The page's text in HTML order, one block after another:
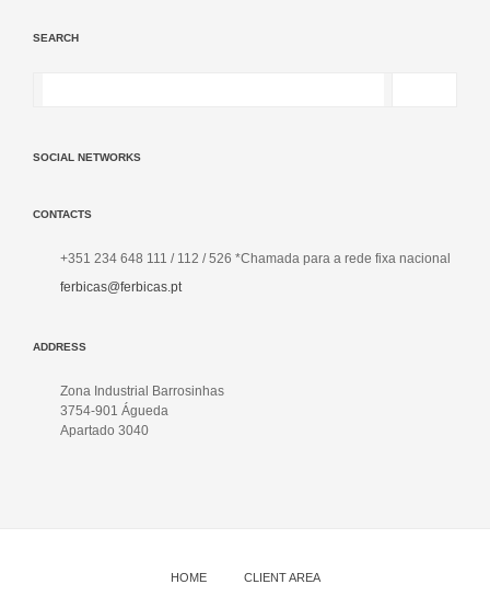
SEARCH
SOCIAL NETWORKS
CONTACTS
+351 234 648 111 / 112 / 526 *Chamada para a rede fixa nacional
ferbicas@ferbicas.pt
ADDRESS
Zona Industrial Barrosinhas
3754-901 Águeda
Apartado 3040
HOME CLIENT AREA